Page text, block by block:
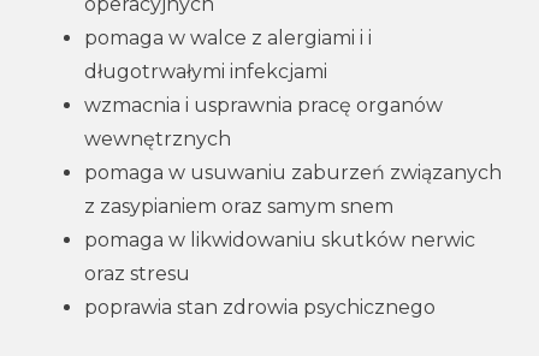
pomaga w walce z alergiami i i
długotrwałymi infekcjami
wzmacnia i usprawnia pracę organów
wewnętrznych
pomaga w usuwaniu zaburzeń związanych
z zasypianiem oraz samym snem
pomaga w likwidowaniu skutków nerwic
oraz stresu
poprawia stan zdrowia psychicznego